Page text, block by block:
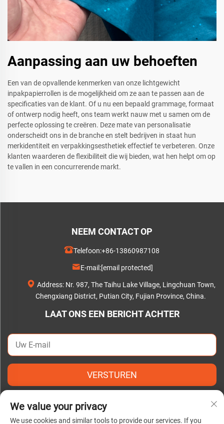
Aanpassing aan uw behoeften
Een van de opvallende kenmerken van onze lichtgewicht
inpakpapierrollen is de mogelijkheid om ze aan te passen aan de
specificaties van de klant. Of u nu een bepaald grammage, formaat
of ontwerp nodig heeft, ons team werkt nauw met u samen om de
perfecte oplossing te creëren. Deze mate van personalisatie
onderscheidt ons in de branche en stelt bedrijven in staat hun
merkidentiteit en verpakkingsesthetiek effectief te verbeteren. Onze
klanten waarderen de flexibiliteit die wij bieden, wat hen helpt om op
te vallen in een concurrerende markt.
NEEM CONTACT OP
Telefoon:+86-13860987108
E-mail:[email protected]
Address: Nr. 987, The Taihu Lake Village, Lingchuan Town,
Chengxiang District, Putian City, Fujian Province, China.
LAAT ONS EEN BERICHT ACHTER
VERSTUREN
We value your privacy
We use cookies and similar tools to provide our services. If you